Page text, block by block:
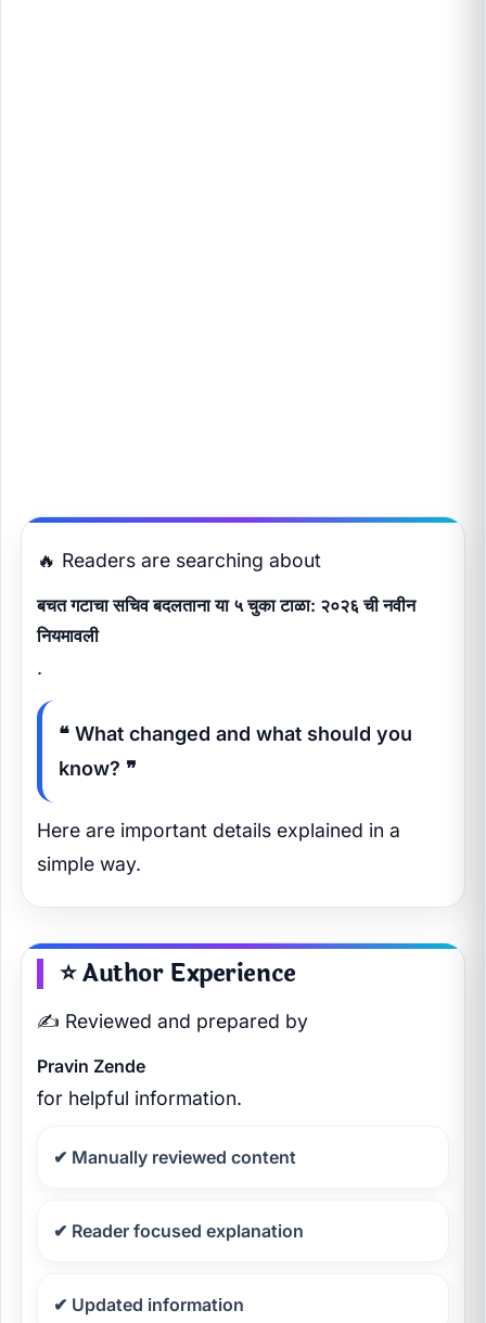
🔥 Readers are searching about
बचत गटाचा सचिव बदलताना या ५ चुका टाळा: २०२६ ची नवीन
नियमावली
.
❝ What changed and what should you
know? ❞
Here are important details explained in a
simple way.
⭐ Author Experience
✍️ Reviewed and prepared by
Pravin Zende
for helpful information.
✔ Manually reviewed content
✔ Reader focused explanation
✔ Updated information